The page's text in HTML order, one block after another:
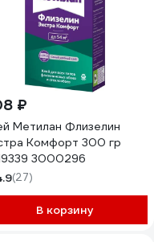
₽
Метилан Флизелин
Комфорт 300 гр
3000296
(27)
В корзину